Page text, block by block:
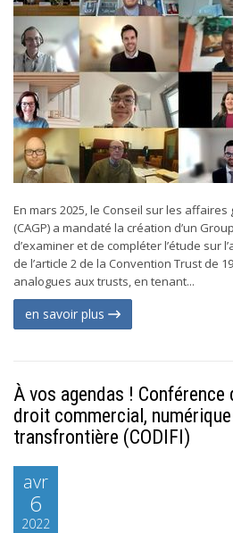
En mars 2025, le Conseil sur les
(CAGP) a mandaté la création d’un
d’examiner et de compléter l’étude sur
de l’article 2 de la Convention Trust de
analogues aux trusts, en tenant...
en savoir plus
À vos agendas ! Conférence
droit commercial,
transfrontière (CODIFI)
avr
6
2022